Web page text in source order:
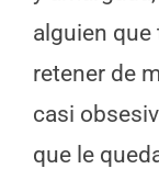
alguien que
retener de
casi
que le